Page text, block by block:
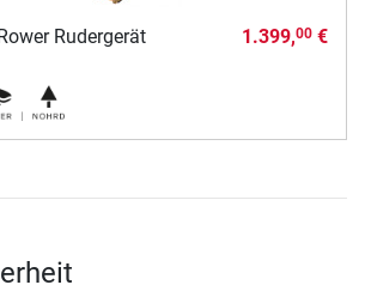
Rudergerät
1.399,00€